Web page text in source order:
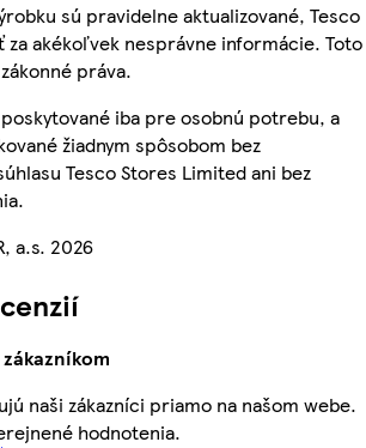
sú pravidelne aktualizované, Tesco
za akékoľvek nesprávne informácie. Toto
práva.
iba pre osobnú potrebu, a
žiadnym spôsobom bez
Tesco Stores Limited ani bez
a.s. 2026
naši zákazníci priamo na našom webe.
hodnotenia.